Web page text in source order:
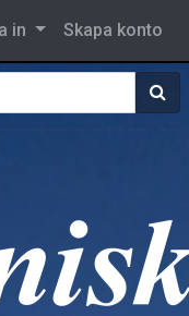
in Skapa konto
Sök